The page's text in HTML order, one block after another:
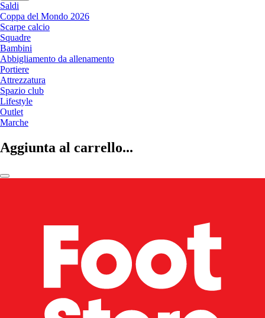
Saldi
Coppa del Mondo 2026
Scarpe calcio
Squadre
Bambini
Abbigliamento da allenamento
Portiere
Attrezzatura
Spazio club
Lifestyle
Outlet
Marche
Aggiunta al carrello...